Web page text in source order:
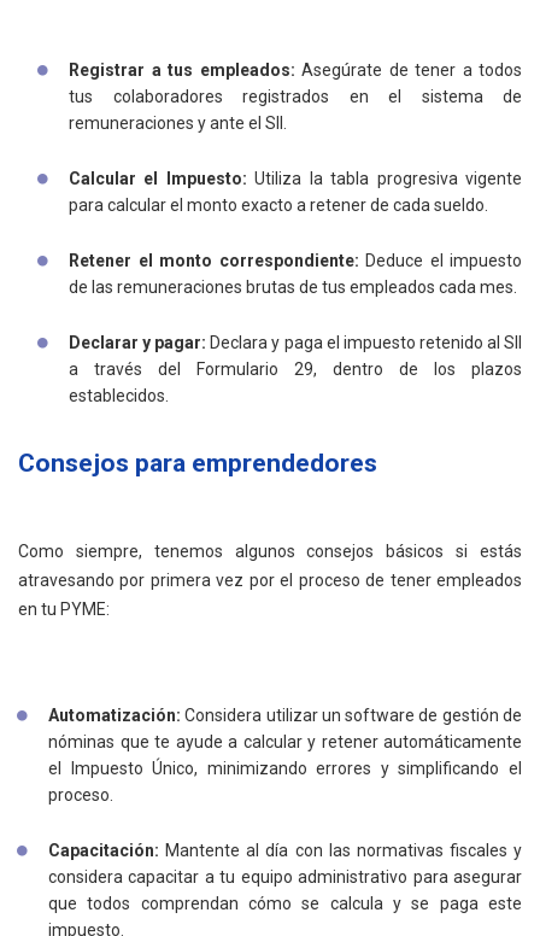
Registrar a tus empleados: Asegúrate de tener a todos
tus colaboradores registrados en el sistema de
remuneraciones y ante el SII.
Calcular el Impuesto: Utiliza la tabla progresiva vigente
para calcular el monto exacto a retener de cada sueldo.
Retener el monto correspondiente: Deduce el impuesto
de las remuneraciones brutas de tus empleados cada mes.
Declarar y pagar: Declara y paga el impuesto retenido al SII
a través del Formulario 29, dentro de los plazos
establecidos.
Consejos para emprendedores
Como siempre, tenemos algunos consejos básicos si estás
atravesando por primera vez por el proceso de tener empleados
en tu PYME:
Automatización:Considera utilizar un software de gestión de
nóminas que te ayude a calcular y retener automáticamente
el Impuesto Único, minimizando errores y simplificando el
proceso.
Capacitación: Mantente al día con las normativas fiscales y
considera capacitar a tu equipo administrativo para asegurar
que todos comprendan cómo se calcula y se paga este
impuesto.